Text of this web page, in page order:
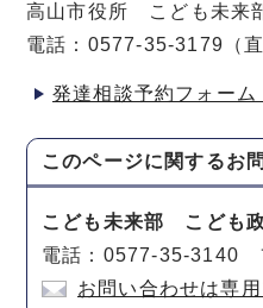
高山市役所 こども未来
電話：0577-35-3179（直
発達相談予約フォーム
このページに関するお
こども未来部 こども
電話：0577-35-3140
お問い合わせは専